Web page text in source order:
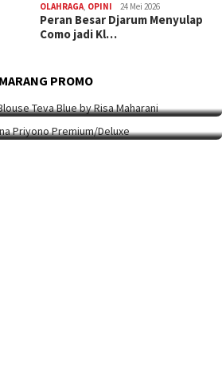
OLAHRAGA, OPINI 24 Mei 2026
Peran Besar Djarum Menyulap
Como jadi Kl…
PROMO
Seni Berpakaian 24 Jam Bersama Risa
SEMARANG PROMO
Intip Koleksi Ina Priyono, Jenama
Fesyen…